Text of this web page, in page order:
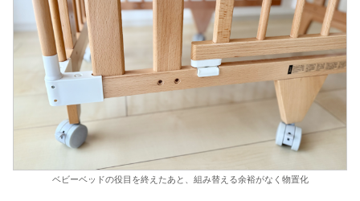
ベビーベッドの役目を終えたあと、組み替える余裕がなく物置化